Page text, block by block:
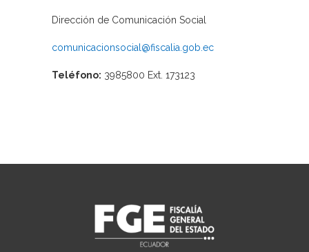
Dirección de Comunicación Social
comunicacionsocial@fiscalia.gob.ec
Teléfono: 3985800 Ext. 173123